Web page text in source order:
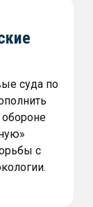
суда по
с